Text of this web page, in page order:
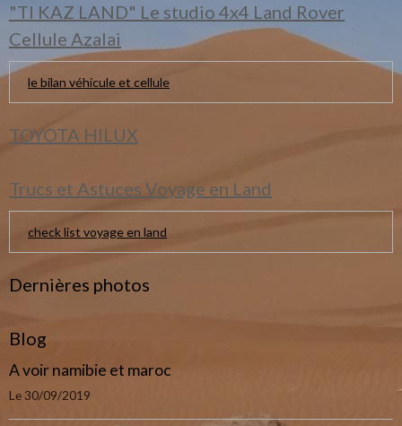
"TI KAZ LAND" Le studio 4x4 Land Rover
Cellule Azalai
le bilan véhicule et cellule
TOYOTA HILUX
Trucs et Astuces Voyage en Land
check list voyage en land
Dernières photos
Blog
A voir namibie et maroc
Le 30/09/2019